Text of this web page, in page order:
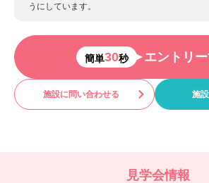
うにしています。
簡単30秒 エントリ
施設に問い合わせる 施
見学会情報